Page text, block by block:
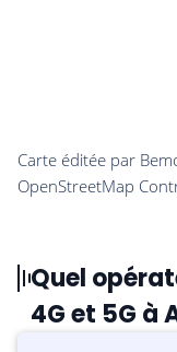
Quel
4G et 5G à